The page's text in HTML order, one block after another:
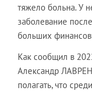
тяжело больна. У
заболевание
больших
Как сообщил в
Александр
полагать, что среди